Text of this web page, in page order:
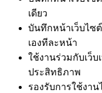
เดียว
บันทึกหน้าเว็บไซ
เองทีละหน้า
ใช้งานร่วมกับเว็บ
ประสิทธิภาพ
รองรับการใช้งาน